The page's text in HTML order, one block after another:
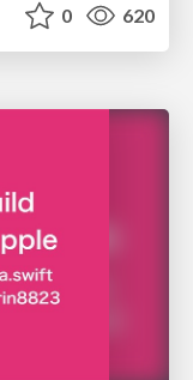
0 620